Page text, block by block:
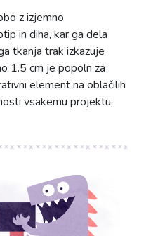
z izjemno
in diha, kar ga dela
tkanja trak izkazuje
1.5 cm je popoln za
element na oblačilih
vsakemu projektu,